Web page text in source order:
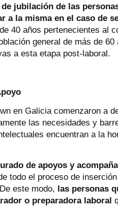
jubilación de las
a la misma en el caso de
40 años pertenecientes al
general de más de
a esta etapa post-laboral.
en Galicia comenzaron a
las necesidades y
encuentran a la
de apoyos y
todo el proceso de
este modo, las personas
o preparadora laboral